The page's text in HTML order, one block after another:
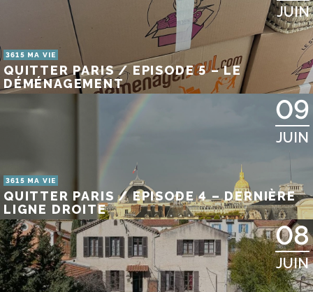
JUIN
3615 MA VIE
QUITTER PARIS / EPISODE 5 – LE
DÉMÉNAGEMENT
09
JUIN
3615 MA VIE
QUITTER PARIS / EPISODE 4 – DERNIÈRE
LIGNE DROITE
08
JUIN